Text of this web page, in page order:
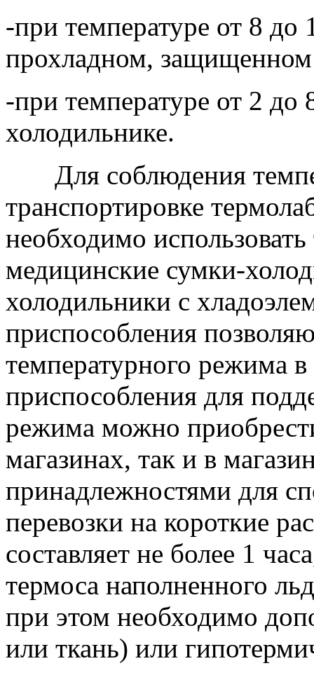
-при температуре от 8 до
прохладном, защищенном
-при температуре от 2 до
холодильнике.
Для соблюдения
транспортировке
необходимо
медицинские сумки-
холодильники с
приспособления
температурного режима
приспособления для
режима можно
магазинах, так и в
принадлежностями для
перевозки на короткие
составляет не более 1
термоса наполненного
при этом необходимо
или ткань) или